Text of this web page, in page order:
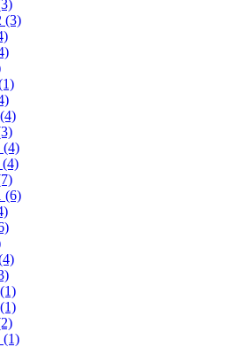
(3)
(4)
(6)
(1)